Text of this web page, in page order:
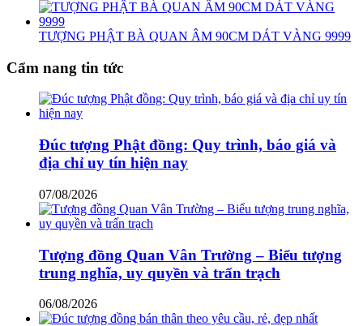
TƯỢNG PHẬT BÀ QUAN ÂM 90CM DÁT VÀNG 9999
Cẩm nang tin tức
Đúc tượng Phật đồng: Quy trình, báo giá và
địa chỉ uy tín hiện nay
07/08/2026
Tượng đồng Quan Vân Trường – Biểu tượng
trung nghĩa, uy quyền và trấn trạch
06/08/2026